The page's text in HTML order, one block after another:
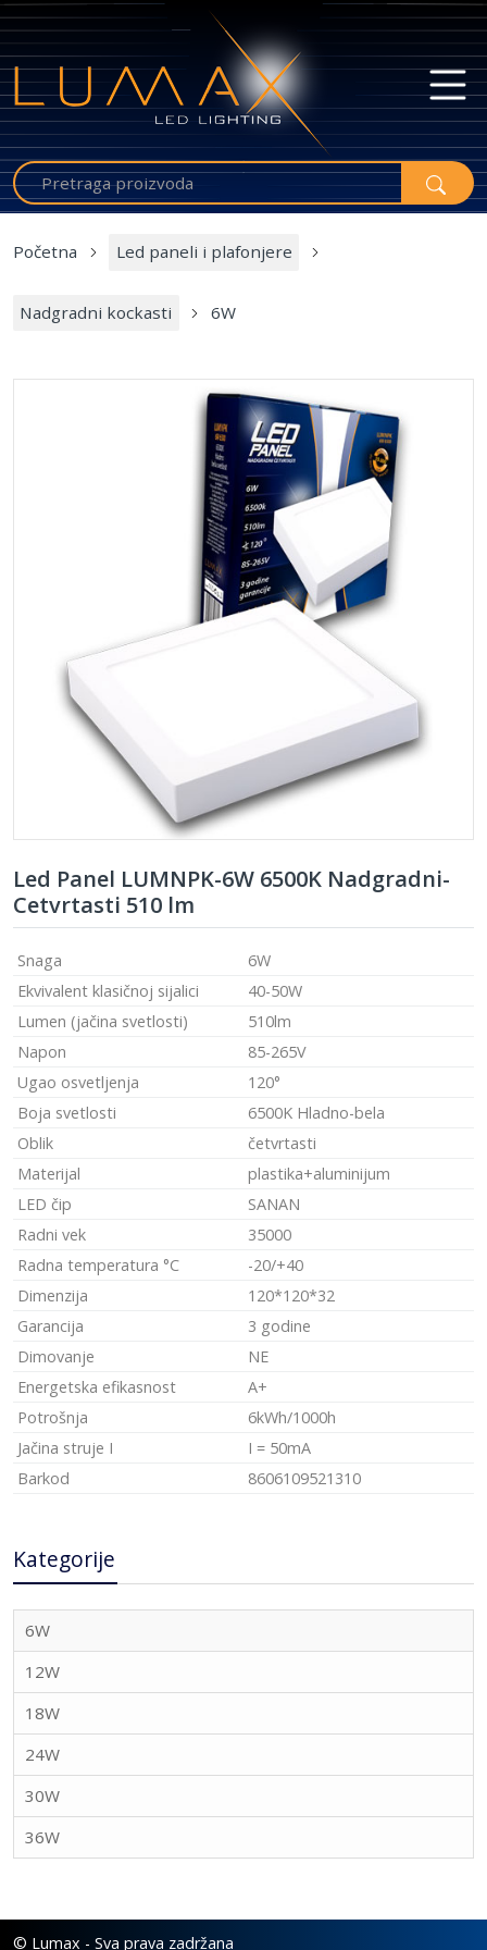
Početna Led paneli i plafonjere
Nadgradni kockasti 6W
Led Panel LUMNPK-6W 6500K Nadgradni-
Cetvrtasti 510 lm
Snaga
6W
Ekvivalent klasičnoj sijalici
40-50W
Lumen (jačina svetlosti)
510lm
Napon
85-265V
Ugao osvetljenja
120°
Boja svetlosti
6500K Hladno-bela
Oblik
četvrtasti
Materijal
plastika+aluminijum
LED čip
SANAN
Radni vek
35000
Radna temperatura °C
-20/+40
Dimenzija
120*120*32
Garancija
3 godine
Dimovanje
NE
Energetska efikasnost
A+
Potrošnja
6kWh/1000h
Jačina struje I
I = 50mA
Barkod
8606109521310
Kategorije
6W
12W
18W
24W
30W
36W
© Lumax - Sva prava zadržana